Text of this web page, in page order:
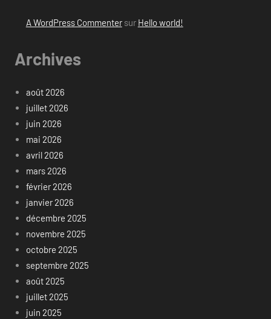
A WordPress Commentersur Hello world!
Archives
août 2026
juillet 2026
juin 2026
mai 2026
avril 2026
mars 2026
février 2026
janvier 2026
décembre 2025
novembre 2025
octobre 2025
septembre 2025
août 2025
juillet 2025
juin 2025